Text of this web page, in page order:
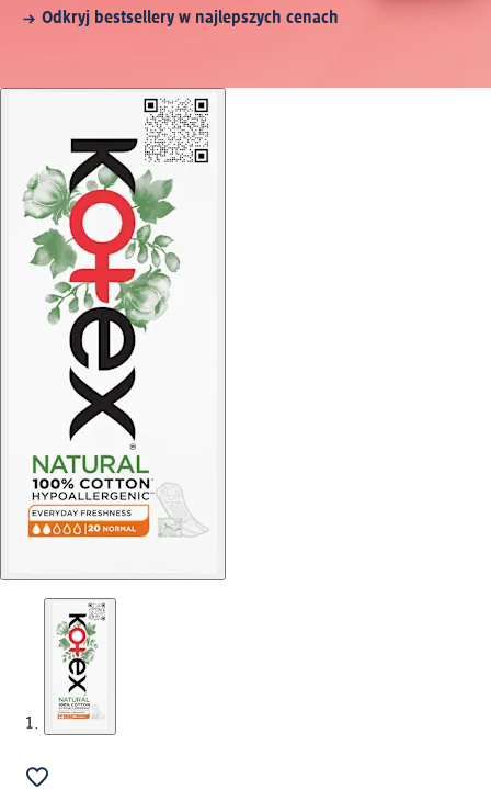
Odkryj bestsellery w najlepszych cenach